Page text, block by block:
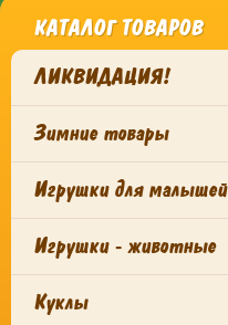
КАТАЛОГ ТОВАРОВ
ЛИКВИДАЦИЯ!
Зимние товары
Игрушки для малышей
Игрушки - животные
Куклы